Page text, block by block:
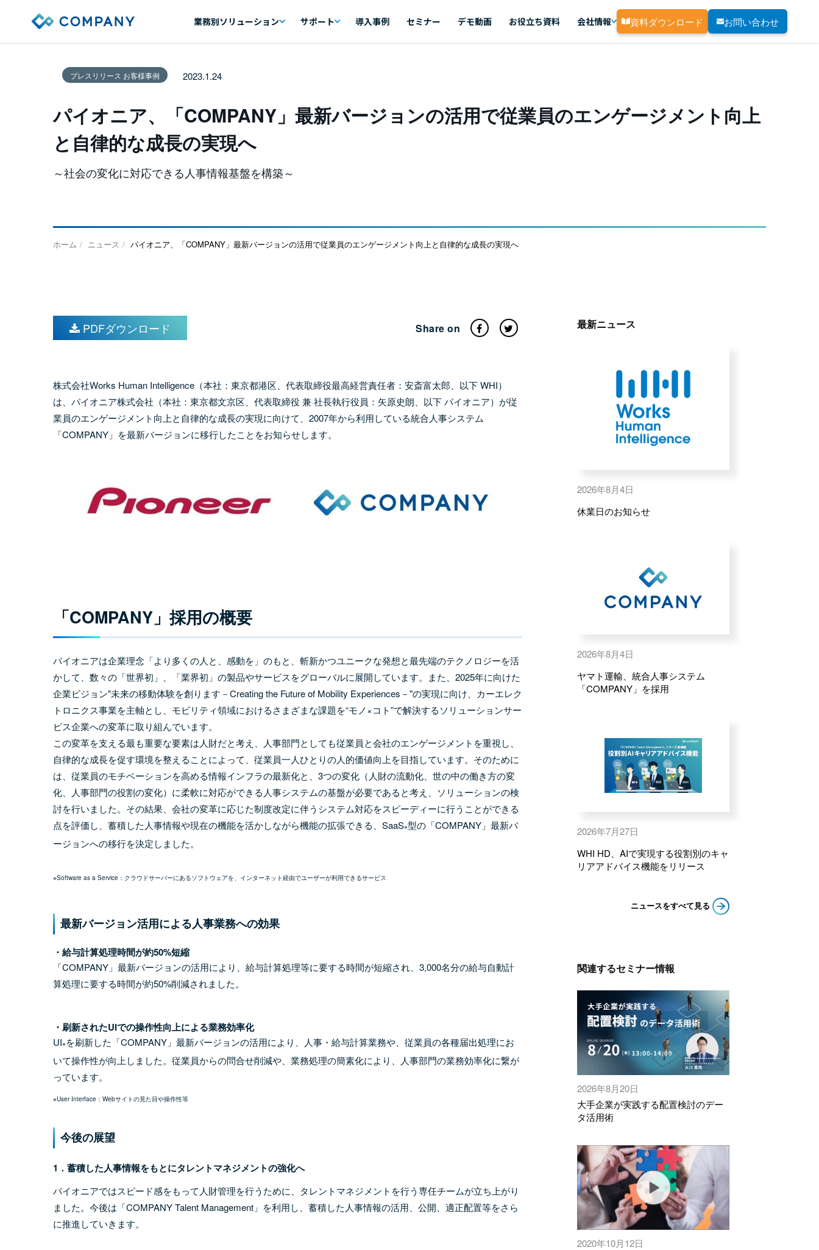
業務別ソリューション サポート 導入事例 セミナー デモ動画 お役立ち資料 会社情報 資料ダウンロード お問い合わせ
プレスリリース お客様事例 2023.1.24
パイオニア、「COMPANY」最新バージョンの活用で従業員のエンゲージメント向上
と自律的な成長の実現へ
～社会の変化に対応できる人事情報基盤を構築～
ホーム ニュース パイオニア、「COMPANY」最新バージョンの活用で従業員のエンゲージメント向上と自律的な成長の実現へ
PDFダウンロード Share on
株式会社Works Human Intelligence（本社：東京都港区、代表取締役最高経営責任者：安斎富太郎、以下 WHI）
は、パイオニア株式会社（本社：東京都文京区、代表取締役 兼 社長執行役員：矢原史朗、以下 パイオニア）が従
業員のエンゲージメント向上と自律的な成長の実現に向けて、2007年から利用している統合人事システム
「COMPANY」を最新バージョンに移行したことをお知らせします。
「COMPANY」採用の概要
パイオニアは企業理念「より多くの人と、感動を」のもと、斬新かつユニークな発想と最先端のテクノロジーを活
かして、数々の「世界初」、「業界初」の製品やサービスをグローバルに展開しています。また、2025年に向けた
企業ビジョン"未来の移動体験を創ります－Creating the Future of Mobility Experiences－"の実現に向け、カーエレク
トロニクス事業を主軸とし、モビリティ領域におけるさまざまな課題を“モノ×コト”で解決するソリューションサー
ビス企業への変革に取り組んでいます。
この変革を支える最も重要な要素は人財だと考え、人事部門としても従業員と会社のエンゲージメントを重視し、
自律的な成長を促す環境を整えることによって、従業員一人ひとりの人的価値向上を目指しています。そのために
は、従業員のモチベーションを高める情報インフラの最新化と、3つの変化（人財の流動化、世の中の働き方の変
化、人事部門の役割の変化）に柔軟に対応ができる人事システムの基盤が必要であると考え、ソリューションの検
討を行いました。その結果、会社の変革に応じた制度改定に伴うシステム対応をスピーディーに行うことができる
点を評価し、蓄積した人事情報や現在の機能を活かしながら機能の拡張できる、SaaS※型の「COMPANY」最新バ
ージョンへの移行を決定しました。
※Software as a Service：クラウドサーバーにあるソフトウェアを、インターネット経由でユーザーが利用できるサービス
最新バージョン活用による人事業務への効果
・給与計算処理時間が約50%短縮
「COMPANY」最新バージョンの活用により、給与計算処理等に要する時間が短縮され、3,000名分の給与自動計
算処理に要する時間が約50%削減されました。
・刷新されたUIでの操作性向上による業務効率化
UI※を刷新した「COMPANY」最新バージョンの活用により、人事・給与計算業務や、従業員の各種届出処理にお
いて操作性が向上しました。従業員からの問合せ削減や、業務処理の簡素化により、人事部門の業務効率化に繋が
っています。
※User Interface：Webサイトの見た目や操作性等
今後の展望
1．蓄積した人事情報をもとにタレントマネジメントの強化へ
パイオニアではスピード感をもって人財管理を行うために、タレントマネジメントを行う専任チームが立ち上がり
ました。今後は「COMPANY Talent Management」を利用し、蓄積した人事情報の活用、公開、適正配置等をさら
に推進していきます。
最新ニュース
2026年8月4日
休業日のお知らせ
2026年8月4日
ヤマト運輸、統合人事システム
「COMPANY」を採用
2026年7月27日
WHI HD、AIで実現する役割別のキャ
リアアドバイス機能をリリース
ニュースをすべて見る
関連するセミナー情報
2026年8月20日
大手企業が実践する配置検討のデー
タ活用術
2020年10月12日